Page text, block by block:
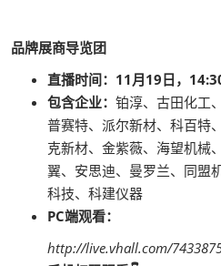
品牌展商导览团
直播时间：11月19日，
包含企业： 铂淳、古田化工
普赛特、派尔新材、科百特
克新材、金紫薇、海望机械
翼、安思迪、曼罗兰、同盟
科技、科建仪器
PC端观看：
http://live.vhall.com/